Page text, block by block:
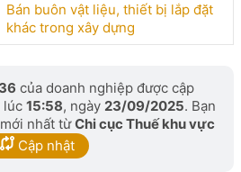
Bán buôn vật liệu, thiết bị lắp đặt
khác trong xây dựng
của doanh nghiệp được cập
lúc 15:58, ngày 23/09/2025. Bạn
nhất từChi cục Thuế khu vực
Cập nhật